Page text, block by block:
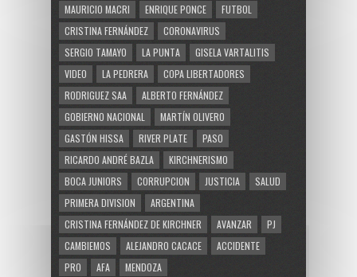
MAURICIO MACRI
ENRIQUE PONCE
FUTBOL
CRISTINA FERNÁNDEZ
CORONAVIRUS
SERGIO TAMAYO
LA PUNTA
GISELA VARTALITIS
VIDEO
LA PEDRERA
COPA LIBERTADORES
RODRIGUEZ SAA
ALBERTO FERNÁNDEZ
GOBIERNO NACIONAL
MARTÍN OLIVERO
GASTÓN HISSA
RIVER PLATE
PASO
RICARDO ANDRÉ BAZLA
KIRCHNERISMO
BOCA JUNIORS
CORRUPCION JUSTICIA
SALUD
PRIMERA DIVISION
ARGENTINA
CRISTINA FERNÁNDEZ DE KIRCHNER
AVANZAR
PJ
CAMBIEMOS
ALEJANDRO CACACE
ACCIDENTE
PRO
AFA MENDOZA